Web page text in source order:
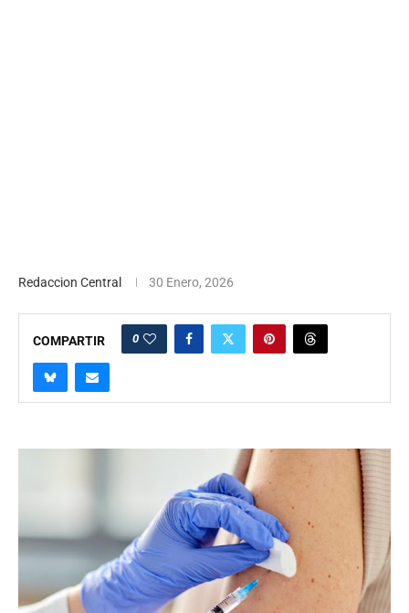
Redaccion Central 30 Enero, 2026
COMPARTIR 0